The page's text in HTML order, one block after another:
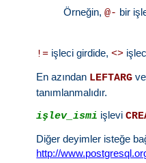
Örneğin,@- bir
!= işleci girdide,<>
En azından LEFTARG ve
tanımlanmalıdır.
işlev_ismi işlevi
Diğer deyimler isteğe
http://